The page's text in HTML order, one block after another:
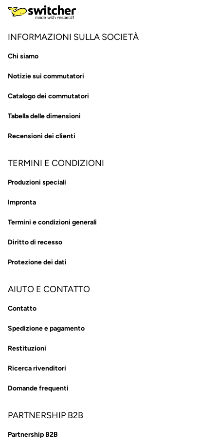
INFORMAZIONI SULLA SOCIETÀ
Chi siamo
Notizie sui commutatori
Catalogo dei commutatori
Tabella delle dimensioni
Recensioni dei clienti
TERMINI E CONDIZIONI
Produzioni speciali
Impronta
Termini e condizioni generali
Diritto di recesso
Protezione dei dati
AIUTO E CONTATTO
Contatto
Spedizione e pagamento
Restituzioni
Ricerca rivenditori
Domande frequenti
PARTNERSHIP B2B
Partnership B2B